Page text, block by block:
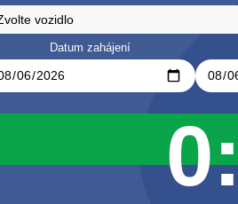
Datum zahájení